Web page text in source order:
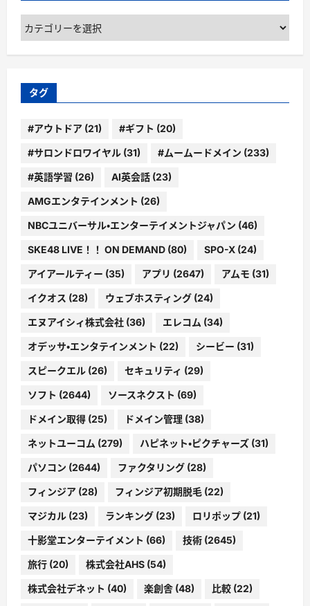
カ
ゴ
ー
タグ
#アウトドア (21) #ギフト (20)
#サロンドロワイヤル (31) #ムームードメイン (233)
#英語学習 (26) AI英会話 (23)
AMGエンタテインメント (26)
NBCユニバーサル・エンターテイメントジャパン (46)
SKE48 LIVE！！ ON DEMAND (80) SPO-X (24)
アイアールティー (35) アプリ (2647) アムモ (31)
イクオス (28) ウェブホスティング (24)
エヌアイシィ株式会社 (36) エレコム (34)
オデッサ・エンタテインメント (22) シービー (31)
スピークエル (26) セキュリティ (29)
ソフト (2644) ソースネクスト (69)
ドメイン取得 (25) ドメイン管理 (38)
ネットユーコム (279) ハピネット・ピクチャーズ (31)
パソコン (2644) ファクタリング (28)
フィンジア (28) フィンジア初期脱毛 (22)
マジカル (23) ランキング (23) ロリポップ (21)
十影堂エンターテイメント (66) 技術 (2645)
旅行 (20) 株式会社AHS (54)
株式会社デネット (40) 楽創舎 (48) 比較 (22)